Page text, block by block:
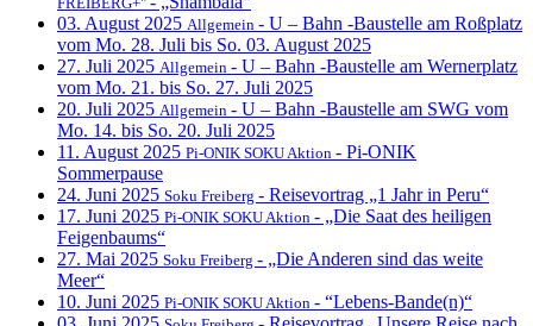
03. August 2025 Allgemein - U – Bahn -Baustelle am Roßplatz
vom Mo. 28. Juli bis So. 03. August 2025
27. Juli 2025 Allgemein - U – Bahn -Baustelle am Wernerplatz
vom Mo. 21. bis So. 27. Juli 2025
20. Juli 2025 Allgemein - U – Bahn -Baustelle am SWG vom
Mo. 14. bis So. 20. Juli 2025
11. August 2025 Pi-ONIK SOKU Aktion - Pi-ONIK
Sommerpause
24. Juni 2025 Soku Freiberg - Reisevortrag „1 Jahr in Peru“
17. Juni 2025 Pi-ONIK SOKU Aktion - „Die Saat des heiligen
Feigenbaums“
27. Mai 2025 Soku Freiberg - „Die Anderen sind das weite
Meer“
10. Juni 2025 Pi-ONIK SOKU Aktion - “Lebens-Bande(n)“